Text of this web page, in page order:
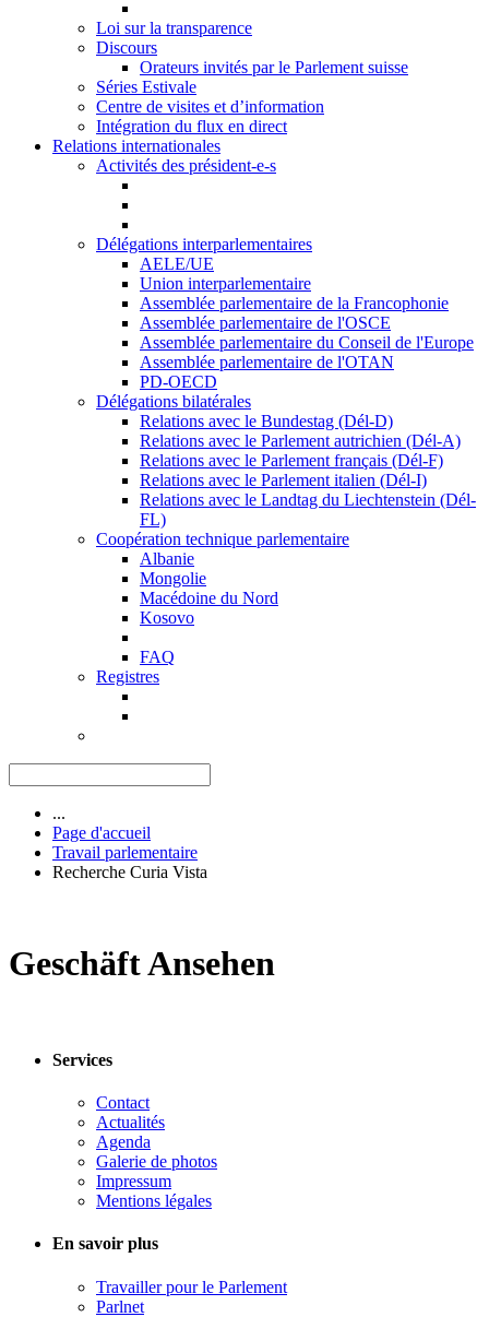
Loi sur la transparence
Discours
Orateurs invités par le Parlement suisse
Séries Estivale
Centre de visites et d’information
Intégration du flux en direct
Relations internationales
Activités des président-e-s
Délégations interparlementaires
AELE/UE
Union interparlementaire
Assemblée parlementaire de la Francophonie
Assemblée parlementaire de l'OSCE
Assemblée parlementaire du Conseil de l'Europe
Assemblée parlementaire de l'OTAN
PD-OECD
Délégations bilatérales
Relations avec le Bundestag (Dél-D)
Relations avec le Parlement autrichien (Dél-A)
Relations avec le Parlement français (Dél-F)
Relations avec le Parlement italien (Dél-I)
Relations avec le Landtag du Liechtenstein (Dél-
FL)
Coopération technique parlementaire
Albanie
Mongolie
Macédoine du Nord
Kosovo
FAQ
Registres
...
Page d'accueil
Travail parlementaire
Recherche Curia Vista
Geschäft Ansehen
Services
Contact
Actualités
Agenda
Galerie de photos
Impressum
Mentions légales
En savoir plus
Travailler pour le Parlement
Parlnet